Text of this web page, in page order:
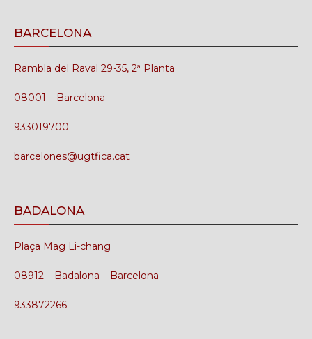
BARCELONA
Rambla del Raval 29-35, 2ª Planta
08001 – Barcelona
933019700
barcelones@ugtfica.cat
BADALONA
Plaça Mag Li-chang
08912 – Badalona – Barcelona
933872266